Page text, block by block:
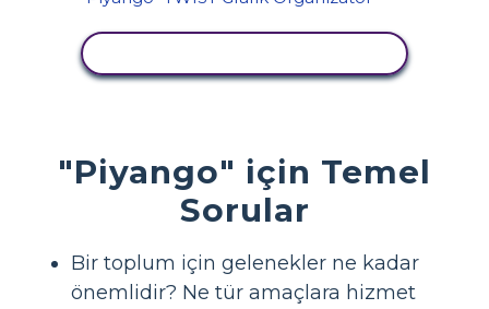
"Piyango" için Temel
Sorular
Bir toplum için gelenekler ne kadar
önemlidir? Ne tür amaçlara hizmet